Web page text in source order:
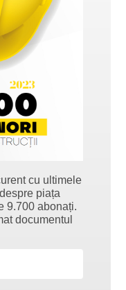
cu ultimele
piața
9.700 abonați.
documentul